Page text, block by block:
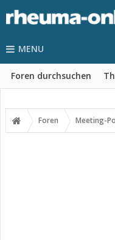
MENU
Foren durchsuchen
Foren Meeting-